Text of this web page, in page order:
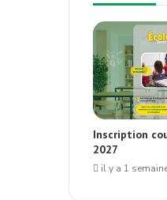
Inscription
2027
il y a 1